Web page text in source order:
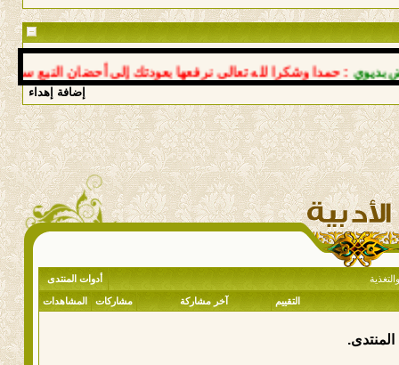
: حمدا وشكرا لله تعالى نرفعها بعودتك إلى أحضان النبع سالما
إضافة إهداء
أدوات المنتدى
التقييم آخر مشاركة مشاركات المشاهدات